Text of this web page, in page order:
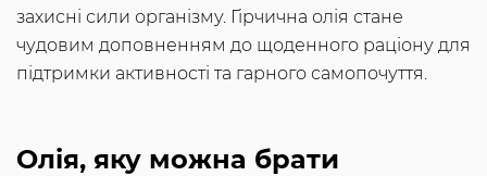
захисні сили організму. Гірчична олія стане
чудовим доповненням до щоденного раціону для
підтримки активності та гарного самопочуття.
Олія, яку можна брати